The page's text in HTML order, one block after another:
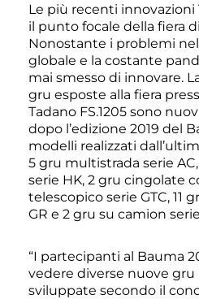
Le più recenti
il punto focale della fiera
Nonostante i problemi
globale e la costante
mai smesso di innovare.
gru esposte alla fiera
Tadano FS.1205 sono
dopo l’edizione 2019 del
modelli realizzati
5 gru multistrada serie
serie HK, 2 gru cingolate
telescopico serie GTC, 11
GR e 2 gru su camion
“I partecipanti al Bauma
vedere diverse nuove
sviluppate secondo il